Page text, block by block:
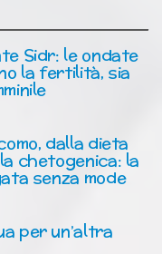
Sidr: le ondate
la fertilità, sia
dalla dieta
chetogenica: la
senza mode
per un’altra